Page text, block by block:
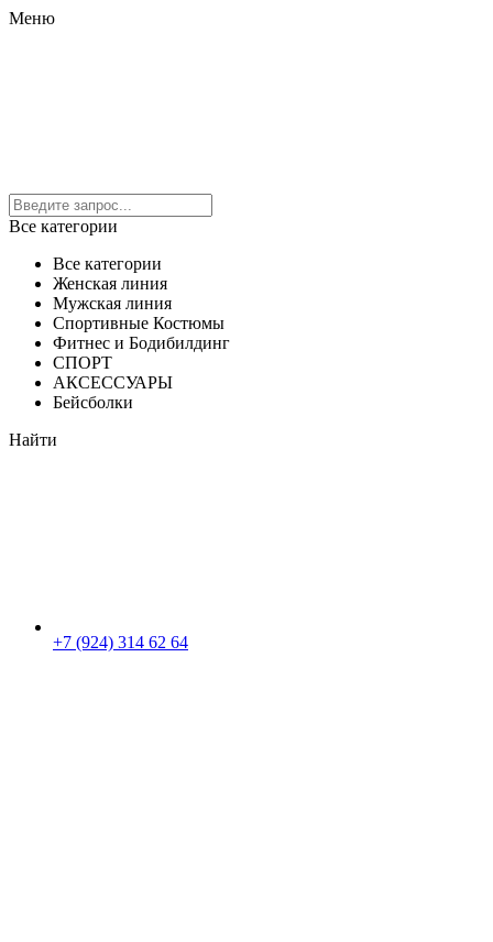
Меню
Все категории
Все категории
Женская линия
Мужская линия
Спортивные Костюмы
Фитнес и Бодибилдинг
СПОРТ
АКСЕССУАРЫ
Бейсболки
Найти
+7 (924) 314 62 64